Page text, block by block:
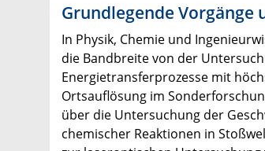
Grundlegende Vorgänge
In Physik, Chemie und
die Bandbreite von der
Energietransferprozesse mit
Ortsauflösung im
über die Untersuchung der
chemischer Reaktionen in